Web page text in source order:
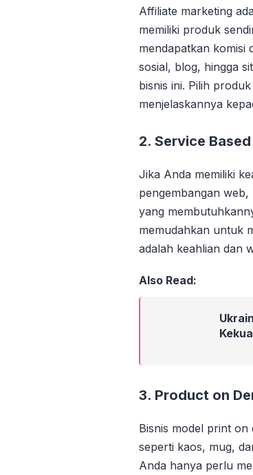
Affiliate marketing
memiliki produk
mendapatkan komisi
sosial, blog, hingga
bisnis ini. Pilih
menjelaskannya
2. Service
Jika Anda memiliki
pengembangan
yang
memudahkan untuk
adalah keahlian dan
Also Read:
3. Product on
Bisnis model print
seperti kaos, mug,
Anda hanya perlu